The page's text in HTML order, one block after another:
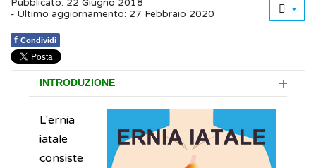
Pubblicato: 22 Giugno 2018
- Ultimo aggiornamento: 27 Febbraio 2020
f Condividi
INTRODUZIONE
L'ernia
iatale
consiste